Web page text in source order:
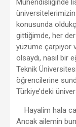
Mühendisliğinde
konusunda
gittiğimde, her
yüzüme çarpıyor
olsaydı, nasıl bir
Teknik
öğrencilerine
Türkiye’deki
Hayalim hala
Ancak ailemin